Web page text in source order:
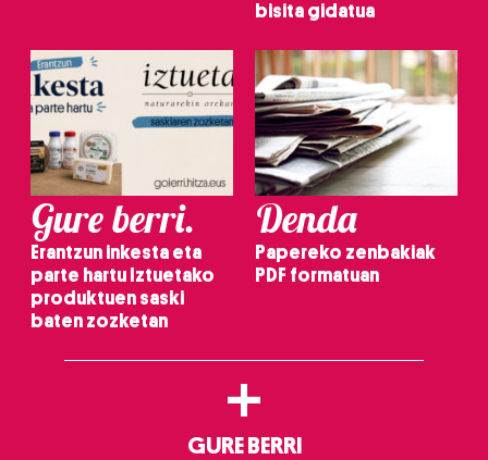
bisita gidatua
Gure berri.
Erantzun inkesta eta
parte hartu Iztuetako
produktuen saski
baten zozketan
Denda
Papereko zenbakiak
PDF formatuan
+
GURE BERRI